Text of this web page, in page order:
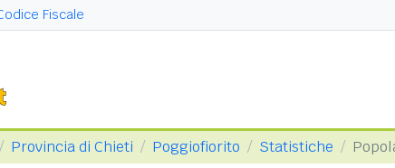
Fiscale
Provincia di Chieti Poggiofiorito Statistiche